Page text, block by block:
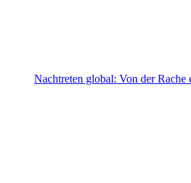
Nachtreten global: Von der